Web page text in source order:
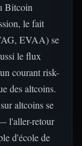
Bitcoin
le fait
EVAA) se
le flux
courant risk-
des altcoins.
altcoins se
l'aller-retour
d'école de